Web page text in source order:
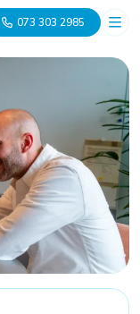
073 303 2985